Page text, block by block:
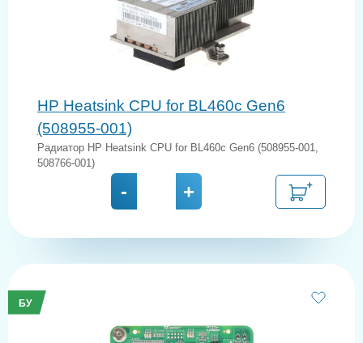
HP Heatsink CPU for BL460c Gen6
(508955-001)
Радиатор HP Heatsink CPU for BL460c Gen6 (508955-001,
508766-001)
- +
БУ